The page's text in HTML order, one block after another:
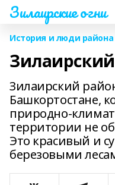
Зилаирские огни
История и люди района
Зилаирский
Башкортостане,
природно-
территории не
Это красивый и
березовыми